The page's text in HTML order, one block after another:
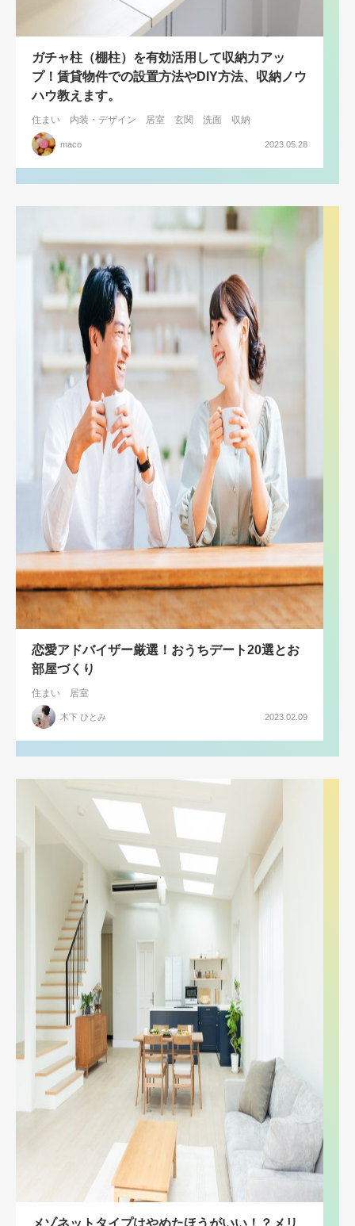
ガチャ柱（棚柱）を有効活用して収納力アッ
プ！賃貸物件での設置方法やDIY方法、収納ノウ
ハウ教えます。
住まい 内装・デザイン 居室 玄関 洗面 収納
maco 2023.05.28
恋愛アドバイザー厳選！おうちデート20選とお
部屋づくり
住まい 居室
木下 ひとみ 2023.02.09